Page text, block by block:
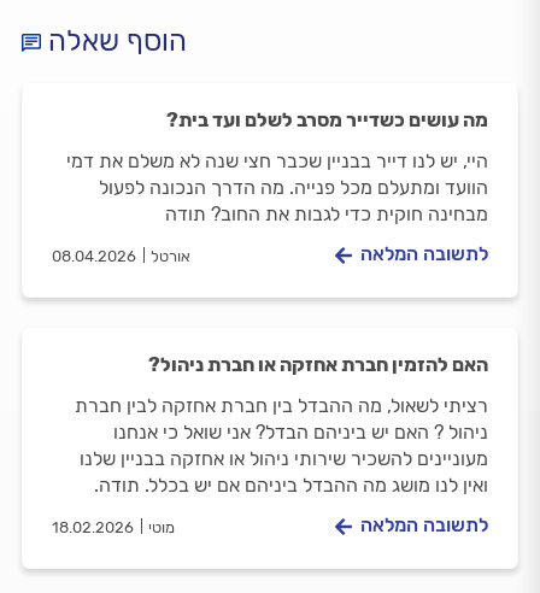
הוסף שאלה
מה עושים כשדייר מסרב לשלם ועד בית?
היי, יש לנו דייר בבניין שכבר חצי שנה לא משלם את דמי
הוועד ומתעלם מכל פנייה. מה הדרך הנכונה לפעול
מבחינה חוקית כדי לגבות את החוב? תודה
אורטל 08.04.2026 לתשובה המלאה
האם להזמין חברת אחזקה או חברת ניהול?
רציתי לשאול, מה ההבדל בין חברת אחזקה לבין חברת
ניהול ? האם יש ביניהם הבדל? אני שואל כי אנחנו
מעוניינים להשכיר שירותי ניהול או אחזקה בבניין שלנו
ואין לנו מושג מה ההבדל ביניהם אם יש בכלל. תודה.
מוטי 18.02.2026 לתשובה המלאה